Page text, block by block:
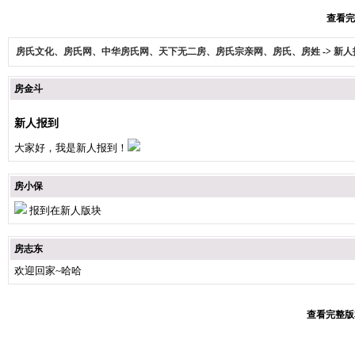
查看
房氏文化、房氏网、中华房氏网、天下无二房、房氏宗亲网、房氏、房姓 -> 新人
房金斗
新人报到
大家好，我是新人报到！
房小保
报到在新人版块
房志东
欢迎回家~哈哈
查看完整